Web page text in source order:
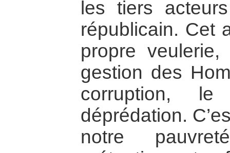
les tiers
républicain. Cet
propre
gestion des
corruption,
déprédation.
notre